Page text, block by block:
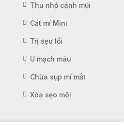
Thu nhỏ cánh mũi
Cắt mí Mini
Trị sẹo lồi
U mạch máu
Chữa sụp mí mắt
Xóa sẹo môi